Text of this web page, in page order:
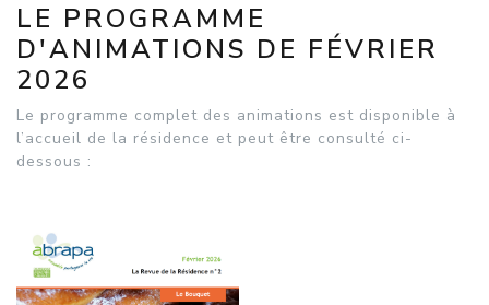
LE PROGRAMME
D'ANIMATIONS DE FÉVRIER
2026
Le programme complet des animations est disponible à
l’accueil de la résidence et peut être consulté ci-
dessous :